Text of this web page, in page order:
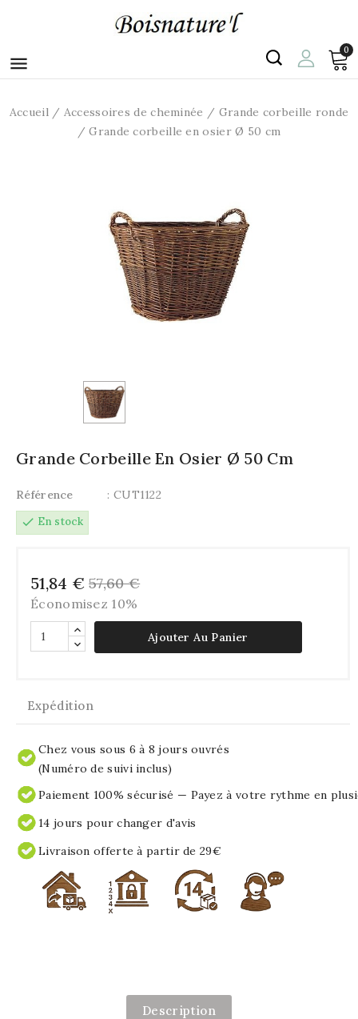

0
Accueil Accessoires de cheminée
Grande corbeille ronde
Grande corbeille en osier Ø 50 cm
Grande Corbeille En Osier Ø 50 Cm
Référence
: CUT1122
check En stock
51,84 € 57,60 €
Économisez 10%
Ajouter Au Panier
Expédition
Chez vous sous 6 à 8 jours ouvrés
(Numéro de suivi inclus)
Paiement 100% sécurisé — Payez à votre rythme en
14 jours pour changer d'avis
Livraison offerte à partir de 29€
Description